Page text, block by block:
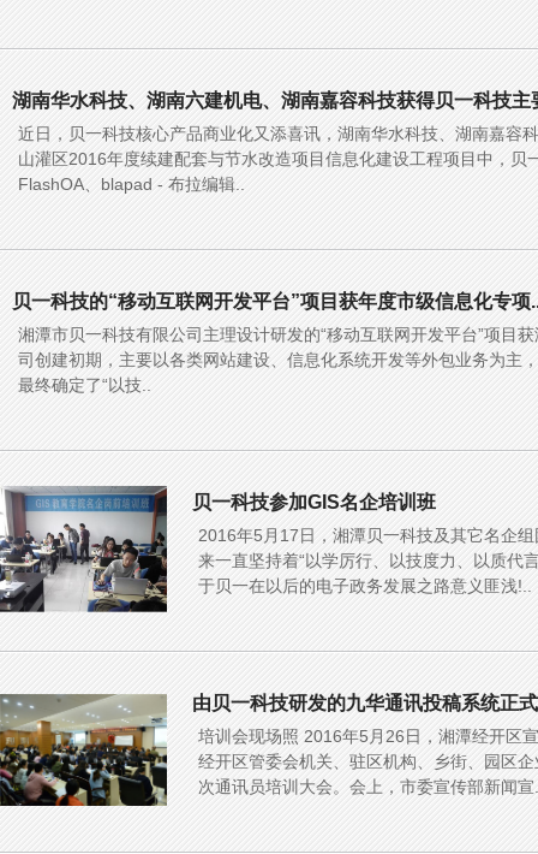
湖南华水科技、湖南六建机电、湖南嘉容科技获得贝一科技主
近日，贝一科技核心产品商业化又添喜讯，湖南华水科技、湖南嘉容
山灌区2016年度续建配套与节水改造项目信息化建设工程项目中，贝
FlashOA、blapad - 布拉编辑..
贝一科技的“移动互联网开发平台”项目获年度市级信息化专项
湘潭市贝一科技有限公司主理设计研发的“移动互联网开发平台”项目
司创建初期，主要以各类网站建设、信息化系统开发等外包业务为主
最终确定了“以技..
贝一科技参加GIS名企培训班
2016年5月17日，湘潭贝一科技及其它名企
来一直坚持着“以学厉行、以技度力、以质代
于贝一在以后的电子政务发展之路意义匪浅!..
由贝一科技研发的九华通讯投稿系统正
培训会现场照 2016年5月26日，湘潭经开区
经开区管委会机关、驻区机构、乡街、园区
次通讯员培训大会。会上，市委宣传部新闻宣